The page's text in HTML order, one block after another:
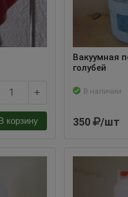
+
В корзину
Вакуумная
голубей
В наличии
350 /шт